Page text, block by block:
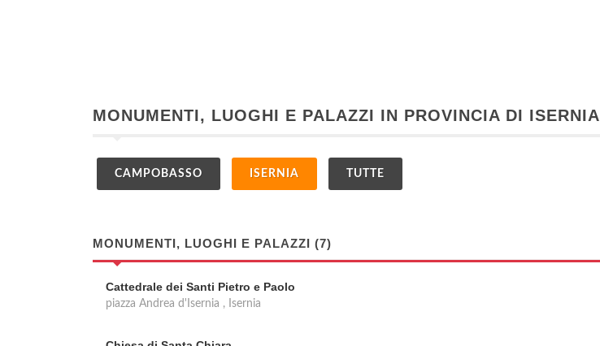
MONUMENTI, LUOGHI E PALAZZI IN PROVINCIA DI ISERNIA
CAMPOBASSO ISERNIA TUTTE
MONUMENTI, LUOGHI E PALAZZI (7)
Cattedrale dei Santi Pietro e Paolo
piazza Andrea d'Isernia , Isernia